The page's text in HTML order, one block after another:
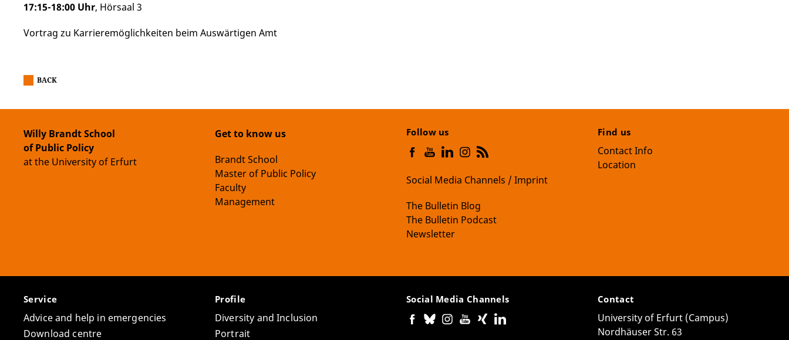
17:15-18:00 Uhr, Hörsaal 3
Vortrag zu Karrieremöglichkeiten beim Auswärtigen Amt
BACK
Willy Brandt School
of Public Policy
at the University of Erfurt
Get to know us
Brandt School
Master of Public Policy
Faculty
Management
Follow us
Social Media Channels / Imprint
The Bulletin Blog
The Bulletin Podcast
Newsletter
Find us
Contact Info
Location
Service
Advice and help in emergencies
Download centre
Profile
Diversity and Inclusion
Portrait
Social Media Channels Contact
University of Erfurt (Campus)
Nordhäuser Str. 63